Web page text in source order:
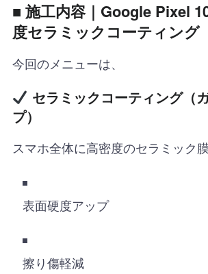
■ 施工内容｜Google Pixel
度セラミックコーティング
今回のメニューは、
セラミックコーティング（
プ）
スマホ全体に高密度のセラミック膜
表面硬度アップ
擦り傷軽減